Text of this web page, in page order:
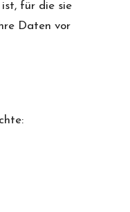
für die sie
Daten vor